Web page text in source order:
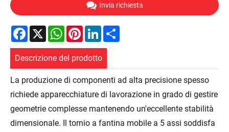
Invia richiesta
Facebook
X WhatsApp
PinterestLinkedIn
Descrizione del prodotto
La produzione di componenti ad alta precisione spesso
richiede apparecchiature di lavorazione in grado di gestire
geometrie complesse mantenendo un'eccellente stabilità
dimensionale. Il tornio a fantina mobile a 5 assi soddisfa